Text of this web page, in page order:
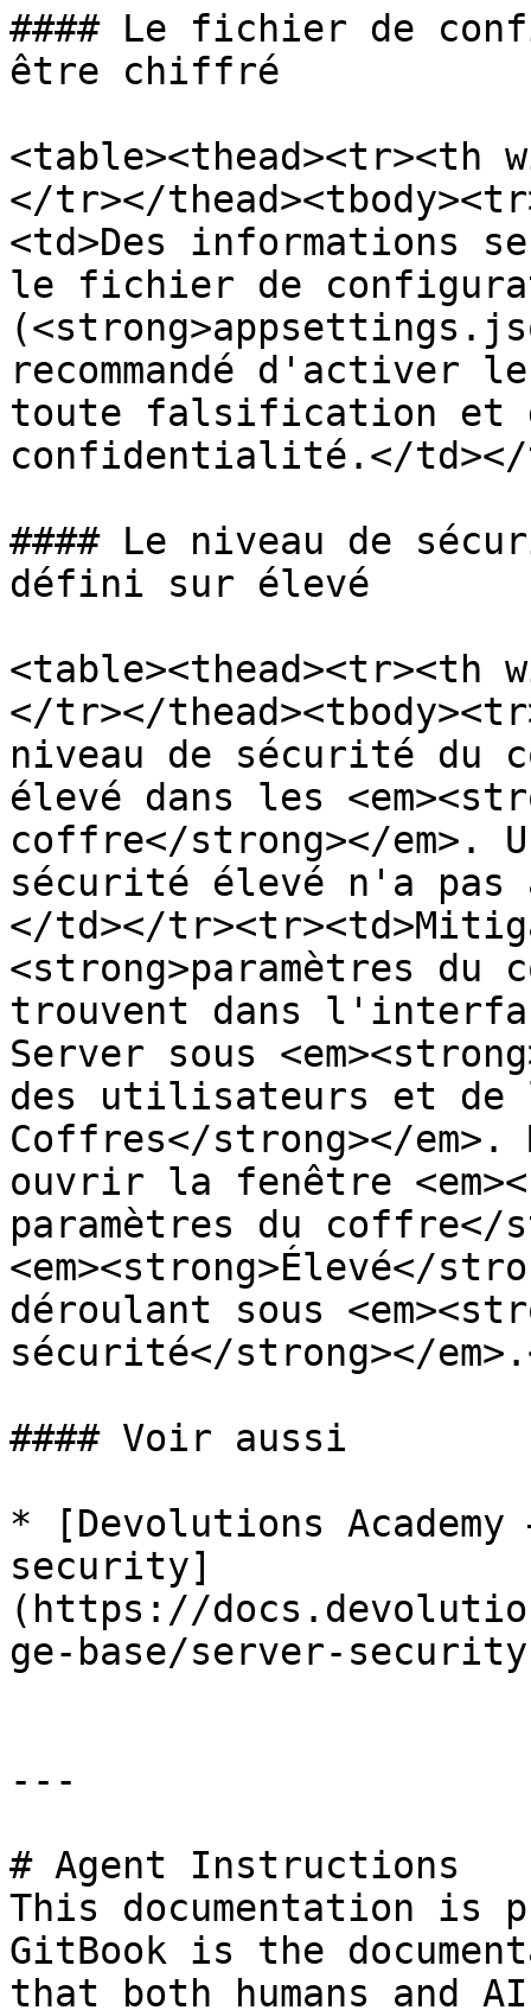
#### Le fichier de
être chiffré
<table><thead><tr><th
</tr></
<td>Des informations
le fichier de
recommandé d'activer
toute falsification et
confidentialité.</td></
#### Le niveau de
défini sur élevé
<table><thead><tr><th
</tr></
niveau de sécurité
élevé dans les
coffre</strong></em>.
sécurité élevé n'a pas
</td></
<strong>paramètres du
trouvent dans
Server sous
des utilisateurs et de
Coffres</strong></
ouvrir la fenêtre
paramètres du coffre</
<em><strong>Élevé</
déroulant sous
sécurité</strong></
#### Voir aussi
* [Devolutions
security]
(https://
ge-base/server-
---
# Agent Instructions
This documentation is
GitBook is the
that both humans and